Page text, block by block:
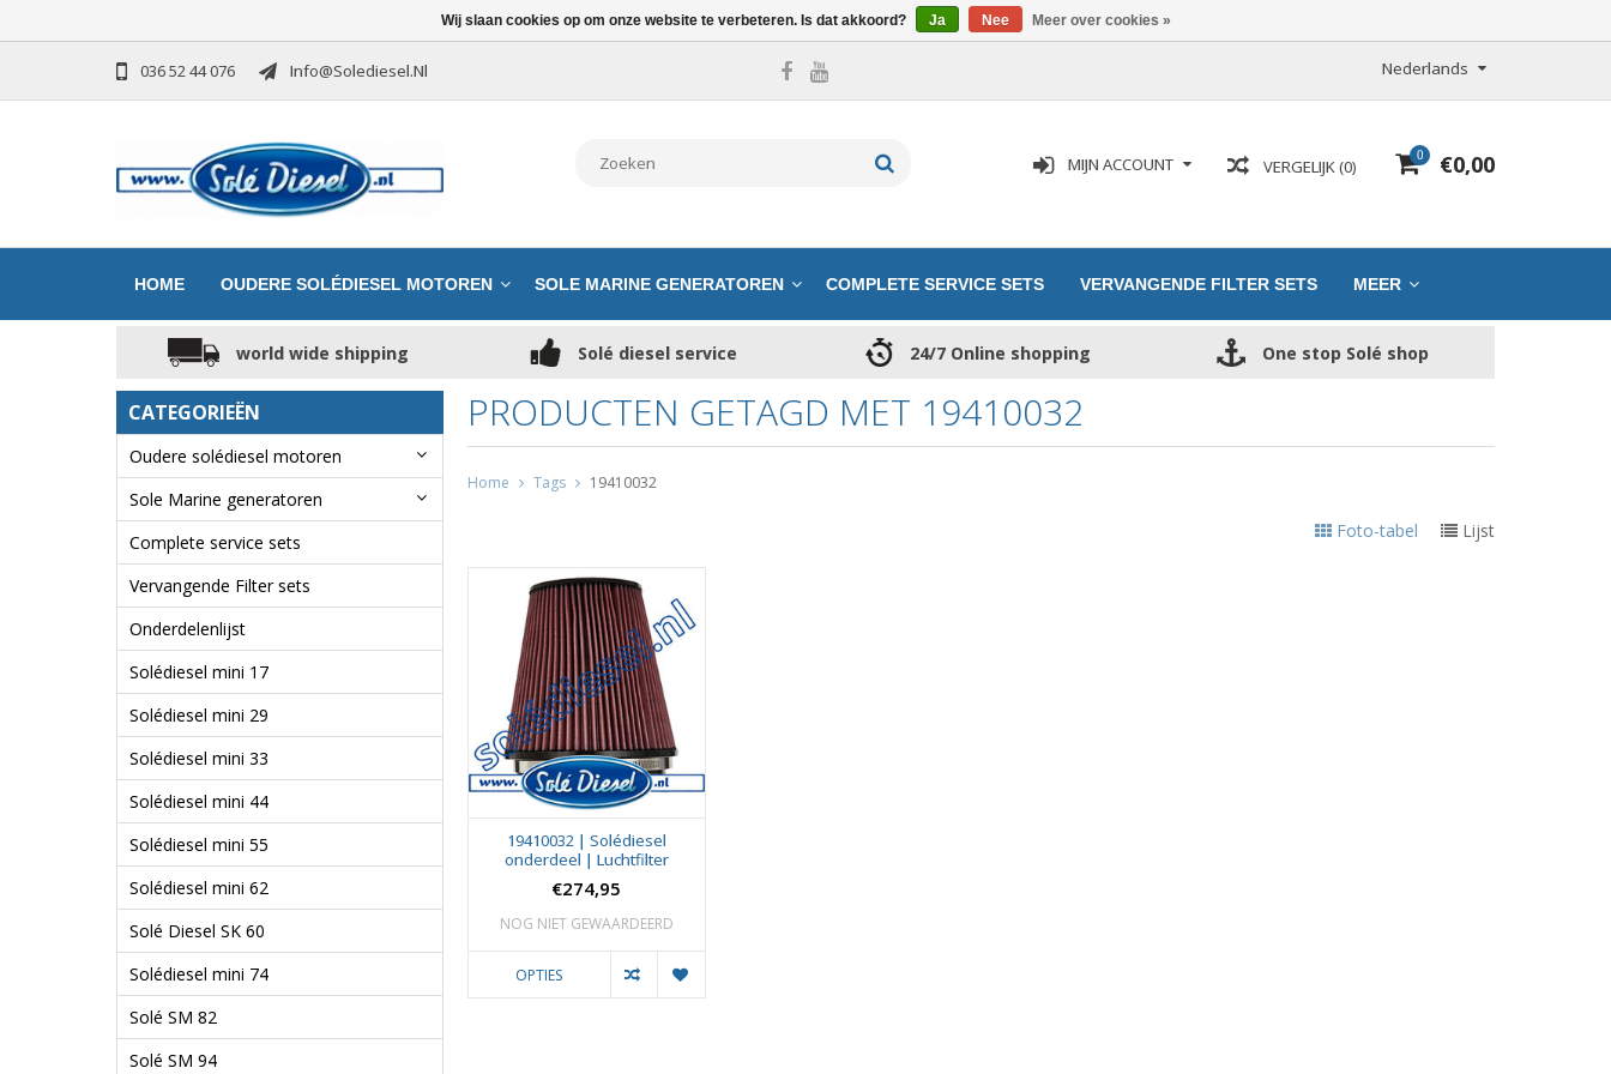
036 52 44 076 Info@solediesel.nl Nederlands
0 €0,00
VERGELIJK (0)
MIJN ACCOUNT
HOME OUDERE SOLÉDIESEL MOTOREN SOLE MARINE GENERATOREN COMPLETE SERVICE SETS VERVANGENDE FILTER SETS MEER
world wide shipping Solé diesel service 24/7 Online shopping One stop Solé shop
CATEGORIEËN
Oudere solédiesel motoren
Sole Marine generatoren
Complete service sets
Vervangende Filter sets
Onderdelenlijst
Solédiesel mini 17
Solédiesel mini 29
Solédiesel mini 33
Solédiesel mini 44
Solédiesel mini 55
Solédiesel mini 62
Solé Diesel SK 60
Solédiesel mini 74
Solé SM 82
Solé SM 94
PRODUCTEN GETAGD MET 19410032
Home Tags 19410032
Foto-tabel Lijst
19410032 | Solédiesel
onderdeel | Luchtfilter
€274,95
NOG NIET GEWAARDEERD
OPTIES
Wij slaan cookies op om onze website te verbeteren. Is dat akkoord? Ja Nee Meer over cookies »